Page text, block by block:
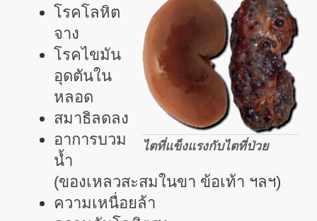
ไตที่แข็งแรงกับไตที่ป่วย
โรคโลหิต
จาง
โรคไขมัน
อุดตันใน
หลอด
สมาธิลดลง
อาการบวม
น้ำ
(ของเหลวสะสมในขา ข้อเท้า ฯลฯ)
ความเหนื่อยล้า